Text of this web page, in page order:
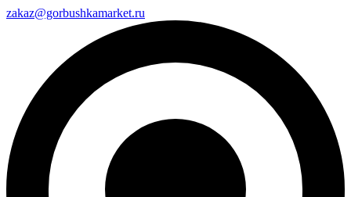
zakaz@gorbushkamarket.ru